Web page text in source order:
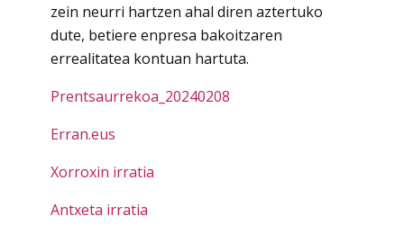
zein neurri hartzen ahal diren aztertuko
dute, betiere enpresa bakoitzaren
errealitatea kontuan hartuta.
Prentsaurrekoa_20240208
Erran.eus
Xorroxin irratia
Antxeta irratia